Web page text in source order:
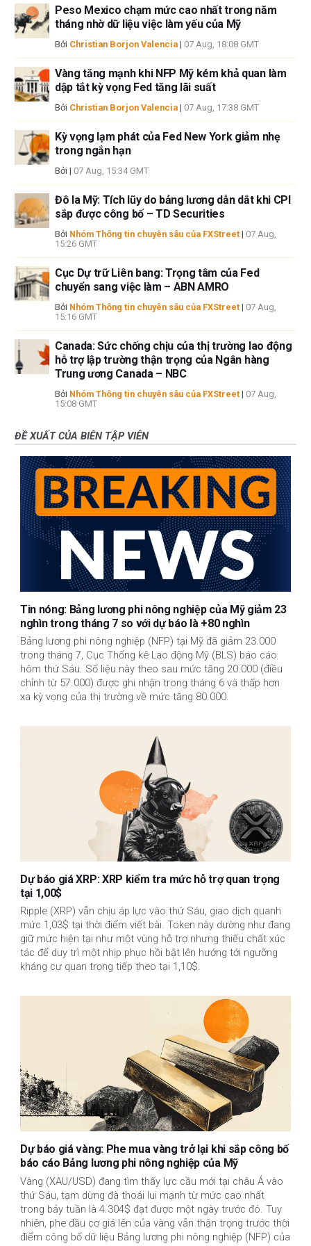
lỗi và thiếu sót.
Tác giả và FXStreet không phải là các cố vấn đầu tư đã đăng ký và không
có nội dung nào trong bài viết này nhằm mục đích tư vấn đầu tư.
Peso Mexico chạm mức cao nhất trong năm
tháng nhờ dữ liệu việc làm yếu của Mỹ
Bởi Christian Borjon Valencia | 07 Aug, 18:08 GMT
Vàng tăng mạnh khi NFP Mỹ kém khả quan làm
dập tắt kỳ vọng Fed tăng lãi suất
Bởi Christian Borjon Valencia | 07 Aug, 17:38 GMT
Kỳ vọng lạm phát của Fed New York giảm nhẹ
trong ngắn hạn
Bởi | 07 Aug, 15:34 GMT
Đô la Mỹ: Tích lũy do bảng lương dẫn dắt khi CPI
sắp được công bố – TD Securities
Bởi Nhóm Thông tin chuyên sâu của FXStreet | 07 Aug,
15:26 GMT
Cục Dự trữ Liên bang: Trọng tâm của Fed
chuyển sang việc làm – ABN AMRO
Bởi Nhóm Thông tin chuyên sâu của FXStreet | 07 Aug,
15:16 GMT
Canada: Sức chống chịu của thị trường lao động
hỗ trợ lập trường thận trọng của Ngân hàng
Trung ương Canada – NBC
Bởi Nhóm Thông tin chuyên sâu của FXStreet | 07 Aug,
15:08 GMT
ĐỀ XUẤT CỦA BIÊN TẬP VIÊN
Tin nóng: Bảng lương phi nông nghiệp của Mỹ giảm 23
nghìn trong tháng 7 so với dự báo là +80 nghìn
Bảng lương phi nông nghiệp (NFP) tại Mỹ đã giảm 23.000
trong tháng 7, Cục Thống kê Lao động Mỹ (BLS) báo cáo
hôm thứ Sáu. Số liệu này theo sau mức tăng 20.000 (điều
chỉnh từ 57.000) được ghi nhận trong tháng 6 và thấp hơn
xa kỳ vọng của thị trường về mức tăng 80.000.
Dự báo giá XRP: XRP kiểm tra mức hỗ trợ quan trọng
tại 1,00$
Ripple (XRP) vẫn chịu áp lực vào thứ Sáu, giao dịch quanh
mức 1,03$ tại thời điểm viết bài. Token này dường như đang
giữ mức hiện tại như một vùng hỗ trợ nhưng thiếu chất xúc
tác để duy trì một nhịp phục hồi bật lên hướng tới ngưỡng
kháng cự quan trọng tiếp theo tại 1,10$.
Dự báo giá vàng: Phe mua vàng trở lại khi sắp công bố
báo cáo Bảng lương phi nông nghiệp của Mỹ
Vàng (XAU/USD) đang tìm thấy lực cầu mới tại châu Á vào
thứ Sáu, tạm dừng đà thoái lui mạnh từ mức cao nhất
trong bảy tuần là 4.304$ đạt được một ngày trước đó. Tuy
nhiên, phe đầu cơ giá lên của vàng vẫn thận trọng trước thời
điểm công bố dữ liệu Bảng lương phi nông nghiệp (NFP) của